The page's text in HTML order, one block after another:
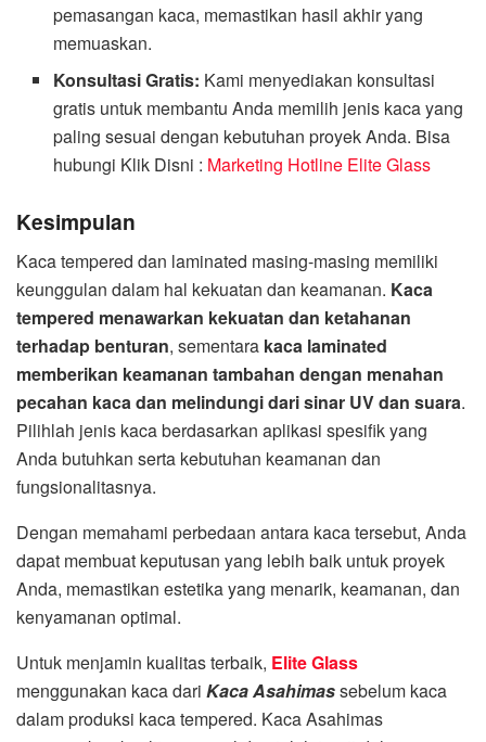
pemasangan kaca, memastikan hasil akhir yang
memuaskan.
Konsultasi Gratis: Kami menyediakan konsultasi
gratis untuk membantu Anda memilih jenis kaca yang
paling sesuai dengan kebutuhan proyek Anda. Bisa
hubungi Klik Disni : Marketing Hotline Elite Glass
Kesimpulan
Kaca tempered dan laminated masing-masing memiliki
keunggulan dalam hal kekuatan dan keamanan. Kaca
tempered menawarkan kekuatan dan ketahanan
terhadap benturan, sementara kaca laminated
memberikan keamanan tambahan dengan menahan
pecahan kaca dan melindungi dari sinar UV dan suara.
Pilihlah jenis kaca berdasarkan aplikasi spesifik yang
Anda butuhkan serta kebutuhan keamanan dan
fungsionalitasnya.
Dengan memahami perbedaan antara kaca tersebut, Anda
dapat membuat keputusan yang lebih baik untuk proyek
Anda, memastikan estetika yang menarik, keamanan, dan
kenyamanan optimal.
Untuk menjamin kualitas terbaik, Elite Glass
menggunakan kaca dari Kaca Asahimassebelum kaca
dalam produksi kaca tempered. Kaca Asahimas